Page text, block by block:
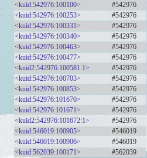
<kuid:542976:100100>
#542976
<kuid:542976:100253>
#542976
<kuid:542976:100331>
#542976
<kuid:542976:100340>
#542976
<kuid:542976:100463>
#542976
<kuid:542976:100477>
#542976
<kuid2:542976:100581:1>
#542976
<kuid:542976:100703>
#542976
<kuid:542976:100853>
#542976
<kuid:542976:101670>
#542976
<kuid:542976:101671>
#542976
<kuid2:542976:101672:1>
#542976
<kuid:546019:100905>
#546019
<kuid:546019:100906>
#546019
<kuid:562039:100171>
#562039